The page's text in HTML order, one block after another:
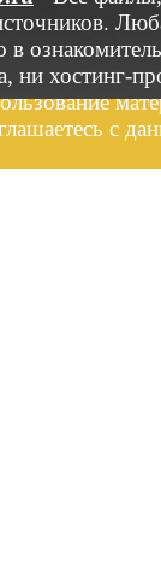
в
ни хостинг-
с